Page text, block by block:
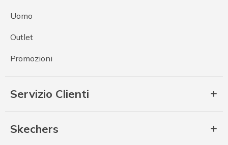
Uomo
Outlet
Promozioni
Servizio Clienti
Skechers